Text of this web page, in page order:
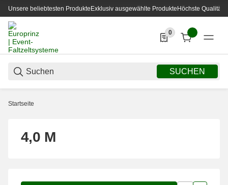
Unsere beliebtesten ProdukteExklusiv ausgewählte ProdukteHöchste Qualität
SUCHEN
0
0 Produkte in der
Startseite
4,0 M